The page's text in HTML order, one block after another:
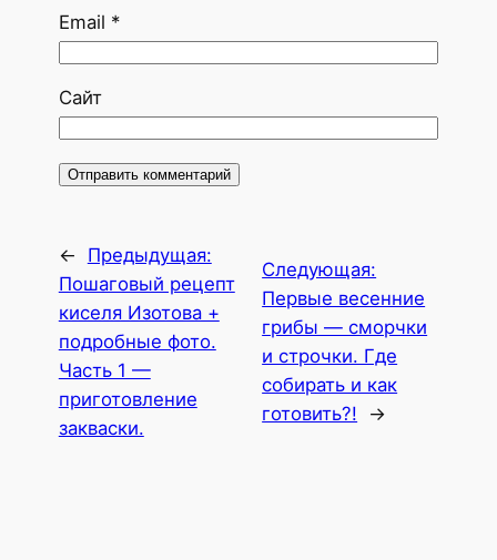
Email *
Сайт
←
Предыдущая:
Пошаговый рецепт
киселя Изотова +
подробные фото.
Часть 1 —
приготовление
закваски.
Следующая:
Первые весенние
грибы — сморчки
и строчки. Где
собирать и как
готовить?!
→